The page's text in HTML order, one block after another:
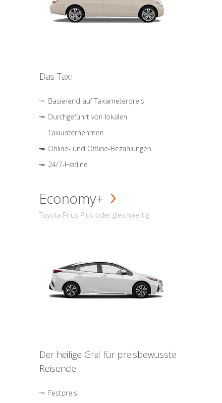
Das Taxi
Basierend auf Taxameterpreis
Durchgeführt von lokalen
Taxiunternehmen
Online- und Offline-Bezahlungen
24/7-Hotline
Economy+
Toyota Prius Plus oder gleichwertig
Der heilige Gral für preisbewusste
Reisende
Festpreis